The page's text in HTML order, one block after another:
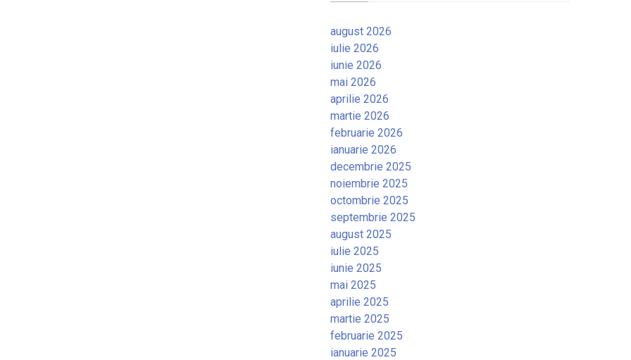
august 2026
iulie 2026
iunie 2026
mai 2026
aprilie 2026
martie 2026
februarie 2026
ianuarie 2026
decembrie 2025
noiembrie 2025
octombrie 2025
septembrie 2025
august 2025
iulie 2025
iunie 2025
mai 2025
aprilie 2025
martie 2025
februarie 2025
ianuarie 2025